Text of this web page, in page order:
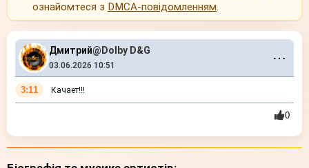
ознайомтеся з DMCA-повідомленням.
Дмитрий@Dolby D&G
03.06.2026 10:51 ⋯
3:11 Качает!!!
0